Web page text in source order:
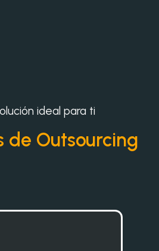
ideal para ti
de Outsourcing